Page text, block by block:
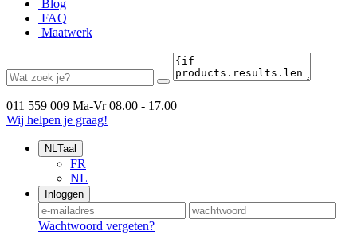
Blog
FAQ
Maatwerk
011 559 009 Ma-Vr 08.00 - 17.00
Wij helpen je graag!
NLTaal
FR
NL
Inloggen
Wachtwoord vergeten?